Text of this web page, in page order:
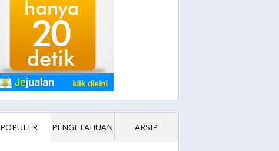
POPULER PENGETAHUAN ARSIP